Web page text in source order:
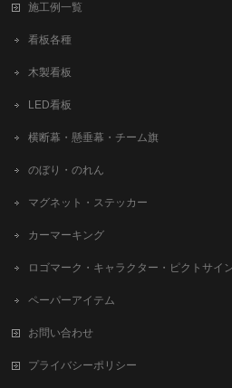
施工例一覧
看板各種
木製看板
LED看板
横断幕・懸垂幕・チーム旗
のぼり・のれん
マグネット・ステッカー
カーマーキング
ロゴマーク・キャラクター・ピクトサイ
ペーパーアイテム
お問い合わせ
プライバシーポリシー